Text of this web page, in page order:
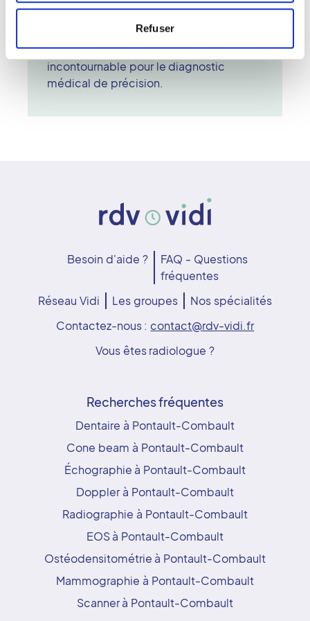
Refuser
diagnostic complet. L'IRM est
aujourd'hui une référence
incontournable pour le diagnostic
médical de précision.
Besoin d'aide ?
FAQ - Questions
fréquentes
Réseau Vidi
Les groupes
Nos spécialités
Contactez-nous : contact@rdv-vidi.fr
Vous êtes radiologue ?
Recherches fréquentes
Dentaire à Pontault-Combault
Cone beam à Pontault-Combault
Échographie à Pontault-Combault
Doppler à Pontault-Combault
Radiographie à Pontault-Combault
EOS à Pontault-Combault
Ostéodensitométrie à Pontault-Combault
Mammographie à Pontault-Combault
Scanner à Pontault-Combault